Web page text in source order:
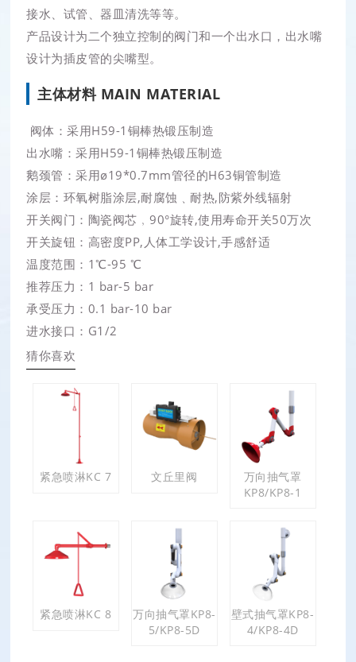
接水、试管、器皿清洗等等。
产品设计为二个独立控制的阀门和一个出水口，出水嘴
设计为插皮管的尖嘴型。
主体材料 MAIN MATERIAL
阀体：采用H59-1铜棒热锻压制造
出水嘴：采用H59-1铜棒热锻压制造
鹅颈管：采用ø19*0.7mm管径的H63铜管制造
涂层：环氧树脂涂层,耐腐蚀﹑耐热,防紫外线辐射
开关阀门：陶瓷阀芯﹐90°旋转,使用寿命开关50万次
开关旋钮：高密度PP,人体工学设计,手感舒适
温度范围：1℃-95 ℃
推荐压力：1 bar-5 bar
承受压力：0.1 bar-10 bar
进水接口：G1/2
猜你喜欢
紧急喷淋KC 7 文丘里阀
万向抽气罩
KP8/KP8-1
紧急喷淋KC 8
万向抽气罩KP8-
5/KP8-5D
壁式抽气罩KP8-
4/KP8-4D